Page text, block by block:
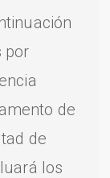
por
de
de
los